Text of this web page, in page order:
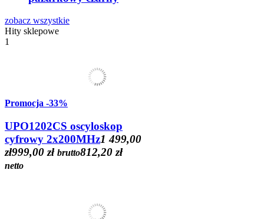
zobacz wszystkie
Hity sklepowe
1
Promocja -33%
UPO1202CS oscyloskop
cyfrowy 2x200MHz1 499,00
zł999,00 zł brutto812,20 zł
netto